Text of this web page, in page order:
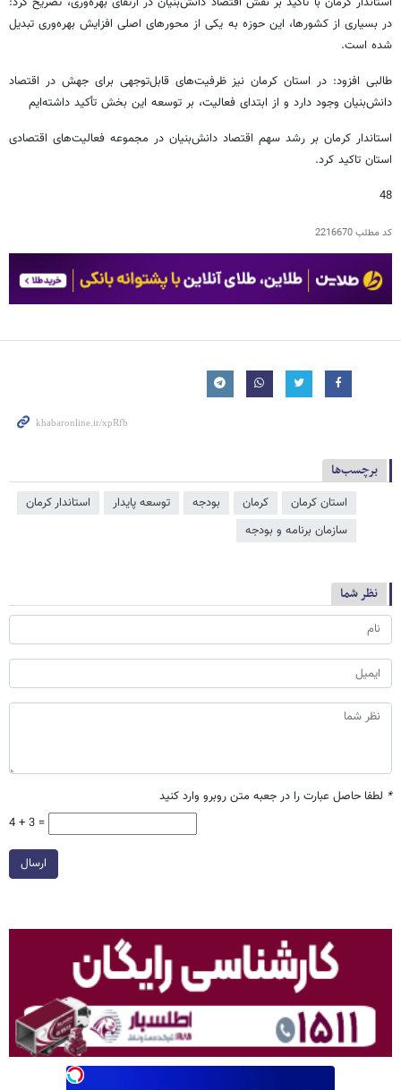
در بسیاری از کشورها، این حوزه به یکی از محورهای اصلی افزایش بهره‌وری تبدیل
شده است.
طالبی افزود: در استان کرمان نیز ظرفیت‌های قابل‌توجهی برای جهش در اقتصاد
دانش‌بنیان وجود دارد و از ابتدای فعالیت، بر توسعه این بخش تأکید داشته‌ایم
استاندار کرمان بر رشد سهم اقتصاد دانش‌بنیان در مجموعه فعالیت‌های اقتصادی
استان تاکید کرد.
48
کد مطلب2216670
برچسب‌ها
استان کرمان کرمان بودجه توسعه پایدار
استاندار کرمان
سازمان برنامه و بودجه
نظر شما
* لطفا حاصل عبارت را در جعبه متن روبرو وارد کنید
4 + 3 =
ارسال